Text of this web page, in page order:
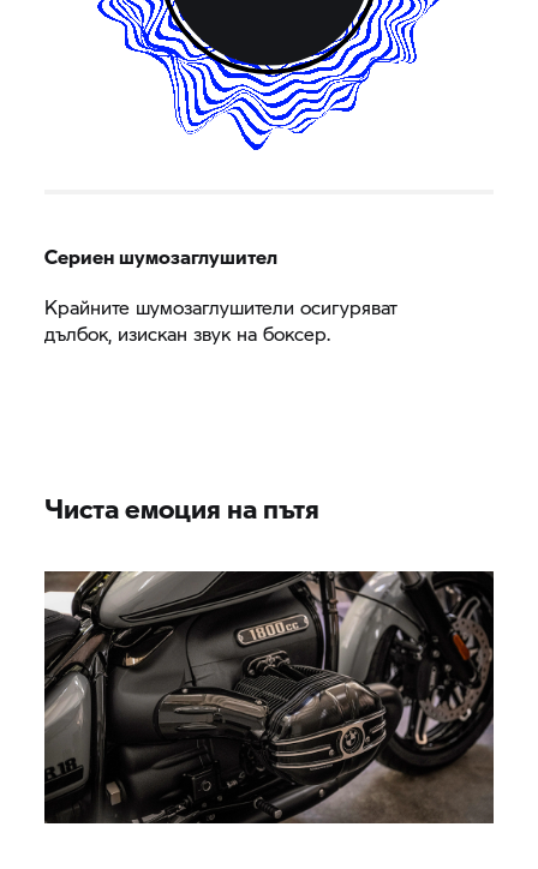
Сериен шумозаглушител
Крайните шумозаглушители осигуряват
дълбок, изискан звук на боксер.
Чиста емоция на пътя